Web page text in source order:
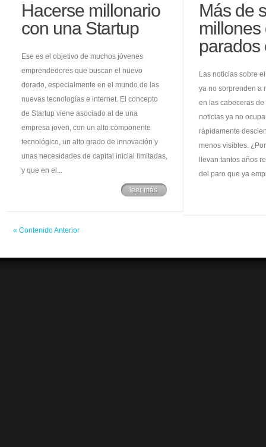
Hacerse millonario
con una Startup
Ese es el objetivo de muchos jóvenes
emprendedores que buscan el nuevo
dorado, especialmente en el mundo de las
nuevas tecnologías e internet. El concepto
de Startup viene asociado al de una
empresa joven, con un alto componente
tecnológico, un alto grado de innovación y
unas necesidades de capital inicial limitadas,
y que en el...
leer más
Más de
millones
parados
Las noticias sobre
ya no sorprenden a
en las cabeceras
noticias ya no
rápidamente
menos visibles.
llevan tantos años
del paro que ya
« Contenido Anterior